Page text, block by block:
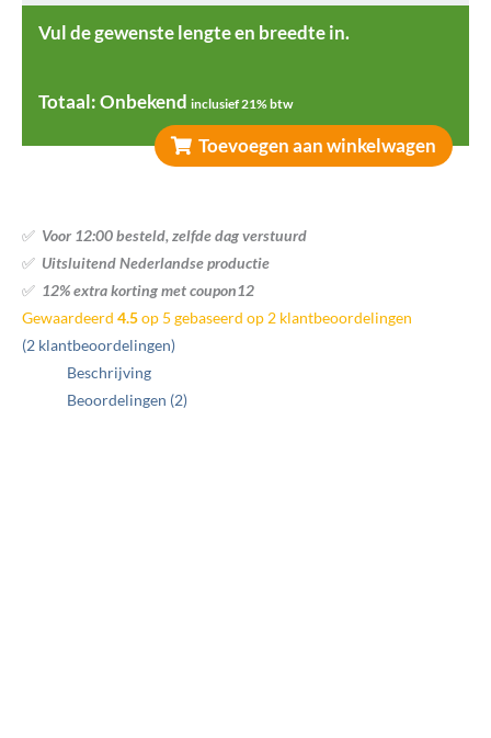
Vul de gewenste lengte en breedte in.
Totaal:Onbekend inclusief 21% btw
Toevoegen aan winkelwagen
✅ Voor 12:00 besteld, zelfde dag verstuurd
✅ Uitsluitend Nederlandse productie
✅ 12% extra korting met coupon12
Gewaardeerd 4.5op 5 gebaseerd op 2 klantbeoordelingen
(2 klantbeoordelingen)
Beschrijving
Beoordelingen (2)